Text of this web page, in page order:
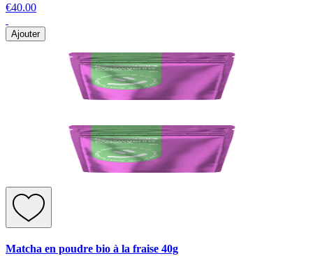
€40.00
Ajouter
Matcha en poudre bio à la fraise 40g